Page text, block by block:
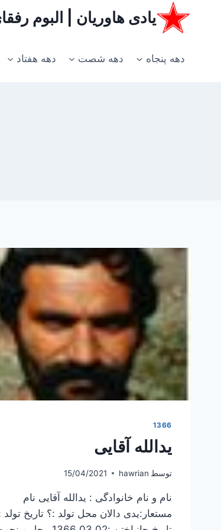
یادی هاوریان | البوم
دهه پنجاه دهه شصت دهه هفتاد
1366
یدالله آقایی
توسط hawrian
15/04/2021
نام و نام خانوادگی : یدالله آقایی نام
مستعار:یدی دالان محل تولد :؟ تاریخ تولد